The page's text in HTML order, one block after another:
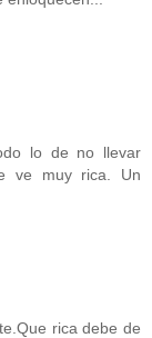
lo de no llevar
ve muy rica. Un
rica debe de